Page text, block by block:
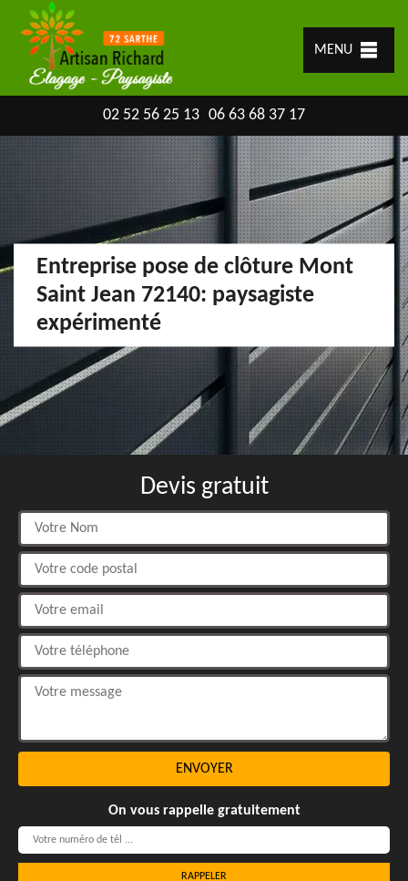
MENU
02 52 56 25 13 06 63 68 37 17
Entreprise pose de clôture Mont
Saint Jean 72140: paysagiste
expérimenté
Devis gratuit
On vous rappelle gratuitement